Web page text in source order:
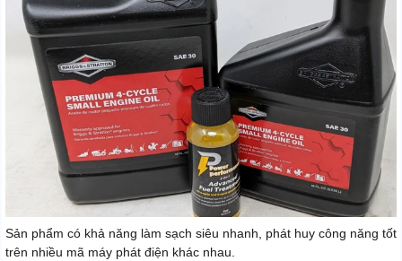
Sản phẩm có khả năng làm sạch siêu nhanh, phát huy công năng tốt
trên nhiều mã máy phát điện khác nhau.